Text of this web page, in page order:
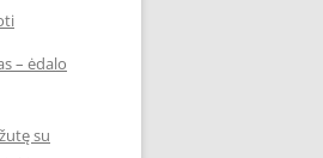
– ėdalo
su